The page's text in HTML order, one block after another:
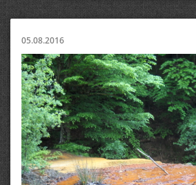
05.08.2016